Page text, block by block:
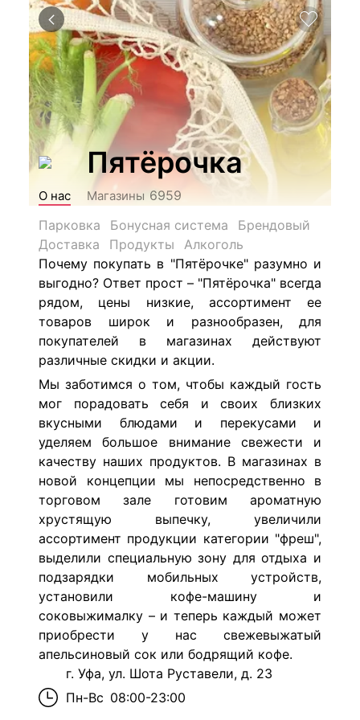
Пятёрочка
О нас Магазины 6959
Парковка
Бонусная система
Брендовый
Доставка
Продукты
Алкоголь
Почему покупать в "Пятёрочке" разумно и
выгодно? Ответ прост – "Пятёрочка" всегда
рядом, цены низкие, ассортимент ее
товаров широк и разнообразен, для
покупателей в магазинах действуют
различные скидки и акции.
Мы заботимся о том, чтобы каждый гость
мог порадовать себя и своих близких
вкусными блюдами и перекусами и
уделяем большое внимание свежести и
качеству наших продуктов. В магазинах в
новой концепции мы непосредственно в
торговом зале готовим ароматную
хрустящую выпечку, увеличили
ассортимент продукции категории "фреш",
выделили специальную зону для отдыха и
подзарядки мобильных устройств,
установили кофе-машину и
соковыжималку – и теперь каждый может
приобрести у нас свежевыжатый
апельсиновый сок или бодрящий кофе.
г. Уфа, ул. Шота Руставели, д. 23
Пн-Вс 08:00-23:00